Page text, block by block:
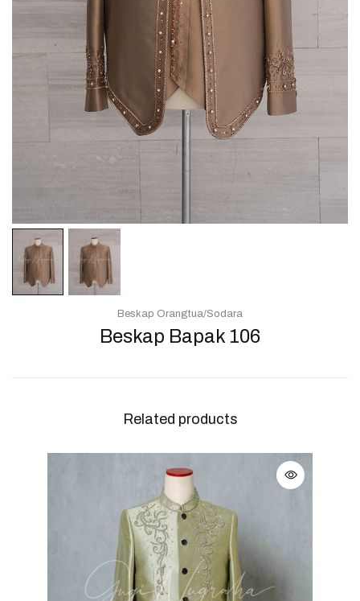
Beskap Bapak 106
Beskap Orangtua/Sodara
Related products